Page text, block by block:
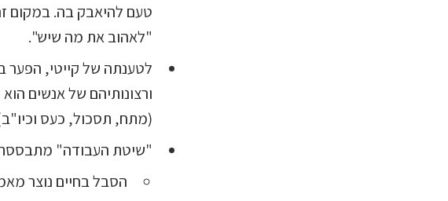
טעם להיאבק בה. במקום
"לאהוב את מה שיש".
לטענתה של קייטי, הפער
ורצונותיהם של אנשים
(מתח, תסכול, כעס
"שיטת העבודה" מתבססת
הסבל בחיים נוצר